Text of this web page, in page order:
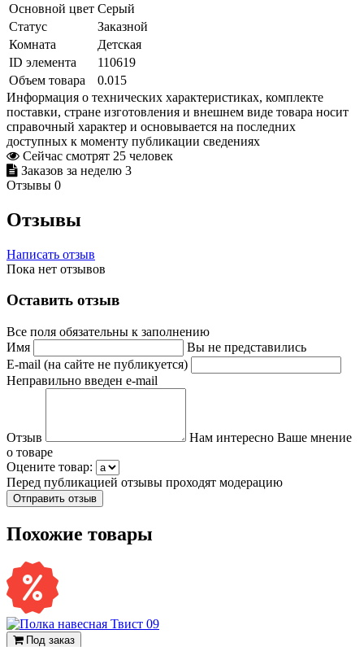
Основной цвет Серый
Статус
Заказной
Комната
Детская
ID элемента
110619
Объем товара
0.015
Информация о технических характеристиках, комплекте
поставки, стране изготовления и внешнем виде товара носит
справочный характер и основывается на последних
доступных к моменту публикации сведениях
Сейчас смотрят 25 человек
Заказов за неделю 3
Отзывы 0
Отзывы
Написать отзыв
Пока нет отзывов
Оставить отзыв
Все поля обязательны к заполнению
Имя
Вы не представились
E-mail (на сайте не публикуется)
Неправильно введен e-mail
Отзыв
Нам интересно Ваше мнение
о товаре
Оцените товар:
Перед публикацией отзывы проходят модерацию
Похожие товары
Под заказ